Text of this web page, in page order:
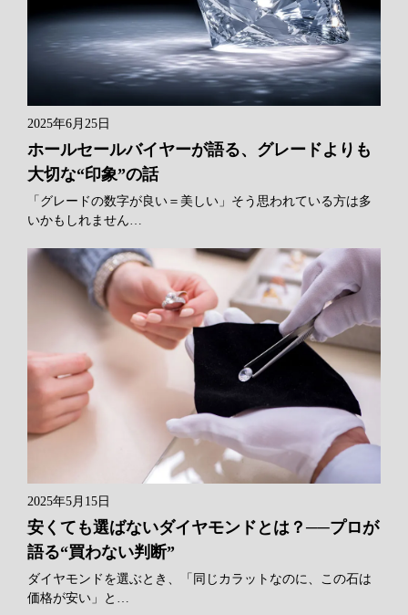
2025年6月25日
ホールセールバイヤーが語る、グレードよりも
大切な“印象”の話
「グレードの数字が良い＝美しい」そう思われている方は多
いかもしれません…
2025年5月15日
安くても選ばないダイヤモンドとは？──プロが
語る“買わない判断”
ダイヤモンドを選ぶとき、「同じカラットなのに、この石は
価格が安い」と…